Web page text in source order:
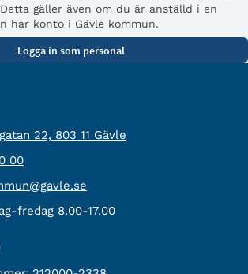
gäller även om du är anställd i en
har konto i Gävle kommun.
22, 803 11 Gävle
00
fredag 8.00-17.00